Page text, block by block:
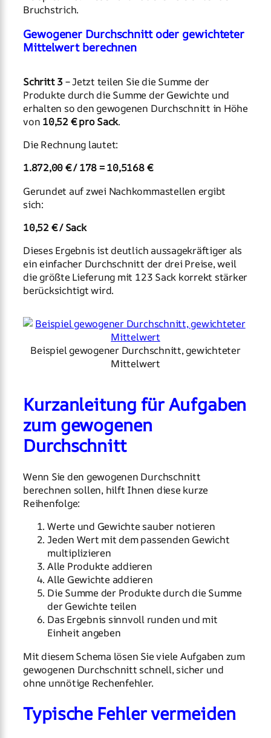
Bruchstrich.
Gewogener Durchschnitt oder gewichteter
Mittelwert berechnen
Schritt 3– Jetzt teilen Sie die Summe der
Produkte durch die Summe der Gewichte und
erhalten so den gewogenen Durchschnitt in Höhe
von 10,52 € pro Sack.
Die Rechnung lautet:
1.872,00 € / 178 = 10,5168 €
Gerundet auf zwei Nachkommastellen ergibt
sich:
10,52 € / Sack
Dieses Ergebnis ist deutlich aussagekräftiger als
ein einfacher Durchschnitt der drei Preise, weil
die größte Lieferung mit 123 Sack korrekt stärker
berücksichtigt wird.
Beispiel gewogener Durchschnitt, gewichteter
Mittelwert
Kurzanleitung für Aufgaben
zum gewogenen
Durchschnitt
Wenn Sie den gewogenen Durchschnitt
berechnen sollen, hilft Ihnen diese kurze
Reihenfolge:
Werte und Gewichte sauber notieren
Jeden Wert mit dem passenden Gewicht
multiplizieren
Alle Produkte addieren
Alle Gewichte addieren
Die Summe der Produkte durch die Summe
der Gewichte teilen
Das Ergebnis sinnvoll runden und mit
Einheit angeben
Mit diesem Schema lösen Sie viele Aufgaben zum
gewogenen Durchschnitt schnell, sicher und
ohne unnötige Rechenfehler.
Typische Fehler vermeiden